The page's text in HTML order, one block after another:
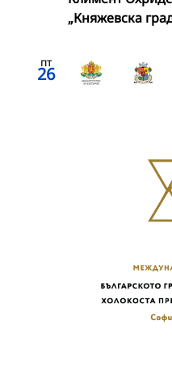
„Княжевска
пт
26